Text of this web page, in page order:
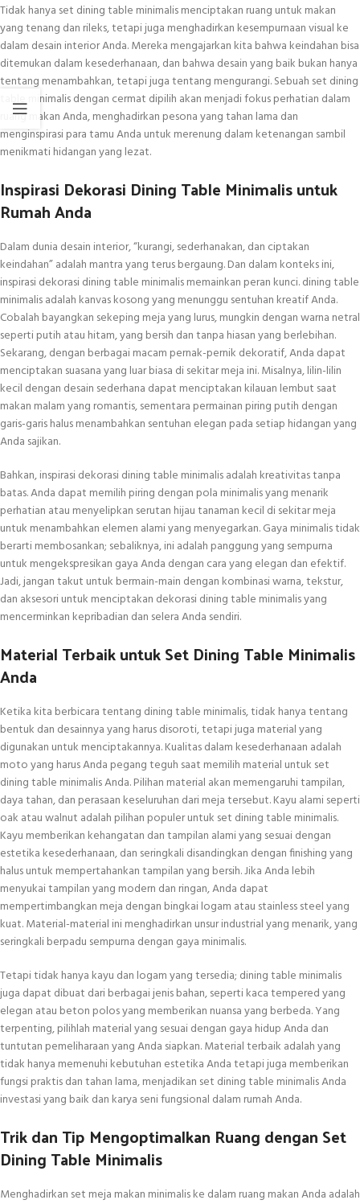
Tidak hanya set dining table minimalis menciptakan ruang untuk makan
yang tenang dan rileks, tetapi juga menghadirkan kesempurnaan visual ke
dalam desain interior Anda. Mereka mengajarkan kita bahwa keindahan bisa
ditemukan dalam kesederhanaan, dan bahwa desain yang baik bukan hanya
tentang menambahkan, tetapi juga tentang mengurangi. Sebuah set dining
table minimalis dengan cermat dipilih akan menjadi fokus perhatian dalam
ruang makan Anda, menghadirkan pesona yang tahan lama dan
menginspirasi para tamu Anda untuk merenung dalam ketenangan sambil
menikmati hidangan yang lezat.
Inspirasi Dekorasi Dining Table Minimalis untuk
Rumah Anda
Dalam dunia desain interior, “kurangi, sederhanakan, dan ciptakan
keindahan” adalah mantra yang terus bergaung. Dan dalam konteks ini,
inspirasi dekorasi dining table minimalis memainkan peran kunci. dining table
minimalis adalah kanvas kosong yang menunggu sentuhan kreatif Anda.
Cobalah bayangkan sekeping meja yang lurus, mungkin dengan warna netral
seperti putih atau hitam, yang bersih dan tanpa hiasan yang berlebihan.
Sekarang, dengan berbagai macam pernak-pernik dekoratif, Anda dapat
menciptakan suasana yang luar biasa di sekitar meja ini. Misalnya, lilin-lilin
kecil dengan desain sederhana dapat menciptakan kilauan lembut saat
makan malam yang romantis, sementara permainan piring putih dengan
garis-garis halus menambahkan sentuhan elegan pada setiap hidangan yang
Anda sajikan.
Bahkan, inspirasi dekorasi dining table minimalis adalah kreativitas tanpa
batas. Anda dapat memilih piring dengan pola minimalis yang menarik
perhatian atau menyelipkan serutan hijau tanaman kecil di sekitar meja
untuk menambahkan elemen alami yang menyegarkan. Gaya minimalis tidak
berarti membosankan; sebaliknya, ini adalah panggung yang sempurna
untuk mengekspresikan gaya Anda dengan cara yang elegan dan efektif.
Jadi, jangan takut untuk bermain-main dengan kombinasi warna, tekstur,
dan aksesori untuk menciptakan dekorasi dining table minimalis yang
mencerminkan kepribadian dan selera Anda sendiri.
Material Terbaik untuk Set Dining Table Minimalis
Anda
Ketika kita berbicara tentang dining table minimalis, tidak hanya tentang
bentuk dan desainnya yang harus disoroti, tetapi juga material yang
digunakan untuk menciptakannya. Kualitas dalam kesederhanaan adalah
moto yang harus Anda pegang teguh saat memilih material untuk set
dining table minimalis Anda. Pilihan material akan memengaruhi tampilan,
daya tahan, dan perasaan keseluruhan dari meja tersebut. Kayu alami seperti
oak atau walnut adalah pilihan populer untuk set dining table minimalis.
Kayu memberikan kehangatan dan tampilan alami yang sesuai dengan
estetika kesederhanaan, dan seringkali disandingkan dengan finishing yang
halus untuk mempertahankan tampilan yang bersih. Jika Anda lebih
menyukai tampilan yang modern dan ringan, Anda dapat
mempertimbangkan meja dengan bingkai logam atau stainless steel yang
kuat. Material-material ini menghadirkan unsur industrial yang menarik, yang
seringkali berpadu sempurna dengan gaya minimalis.
Tetapi tidak hanya kayu dan logam yang tersedia; dining table minimalis
juga dapat dibuat dari berbagai jenis bahan, seperti kaca tempered yang
elegan atau beton polos yang memberikan nuansa yang berbeda. Yang
terpenting, pilihlah material yang sesuai dengan gaya hidup Anda dan
tuntutan pemeliharaan yang Anda siapkan. Material terbaik adalah yang
tidak hanya memenuhi kebutuhan estetika Anda tetapi juga memberikan
fungsi praktis dan tahan lama, menjadikan set dining table minimalis Anda
investasi yang baik dan karya seni fungsional dalam rumah Anda.
Trik dan Tip Mengoptimalkan Ruang dengan Set
Dining Table Minimalis
Menghadirkan set meja makan minimalis ke dalam ruang makan Anda adalah